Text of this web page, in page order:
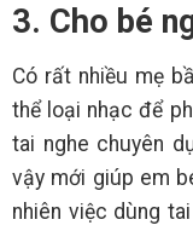
3. Cho bé
Có rất nhiều mẹ
thể loại nhạc để
tai nghe chuyên
vậy mới giúp em
nhiên việc dùng